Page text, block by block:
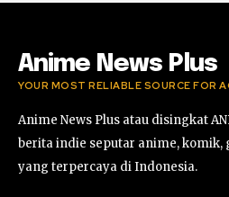
Anime News Plus
YOUR MOST RELIABLE SOURCE FOR
Anime News Plus atau disingkat
berita indie seputar anime, komik,
yang terpercaya di Indonesia.